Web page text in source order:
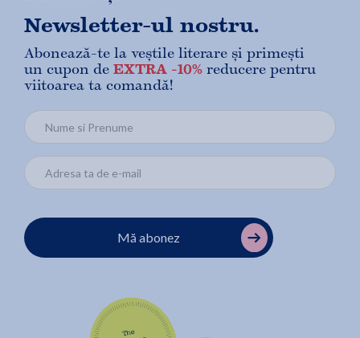
Newsletter-ul nostru.
Abonează-te la veștile literare și primești
un cupon de EXTRA -10% reducere pentru
viitoarea ta comandă!
Mă abonez